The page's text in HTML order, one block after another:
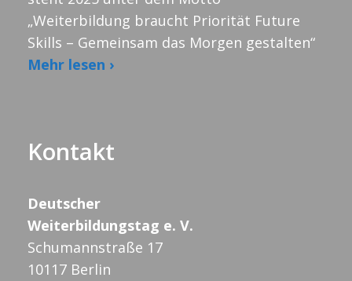
„Weiterbildung braucht Priorität Future
Skills – Gemeinsam das Morgen gestalten“
Mehr lesen ›
Kontakt
Deutscher
Weiterbildungstag e. V.
Schumannstraße 17
10117 Berlin